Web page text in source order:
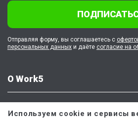
О Work5
Клиентам
Отправляя форму, вы соглашаетесь с
персональных данных и даёте согласие на
Используем cookie и сервисы